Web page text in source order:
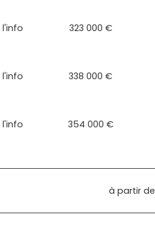
l'info 323 000 €
l'info 338 000 €
l'info 354 000 €
à partir de